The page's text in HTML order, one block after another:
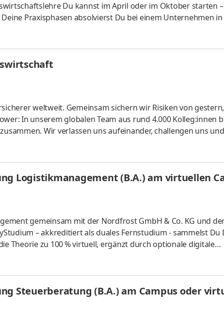
Du kannst im April oder im Oktober starten
Praxisphasen absolvierst Du bei einem Unternehmen
Spezialisierungsmöglichkeiten – und kannst Dich so noch
&
Aufgaben Du
startenDu absolvierst ein staatlich anerkanntes
welt­weit. Gemein­sam sichern wir Risiken von
In unserem globalen Team aus rund 4.000 Kolleg:innen
Wir verlassen uns aufeinander, challengen uns und
konti­nuierlich weiter. Ob Modelle für
Kunden: Bei uns kannst du dein Know-how ein­bringen
Arbeitgeber kennen und finde deinen Platz bei uns.
Logistikmanagement (B.A.) am virtuellen
gemeinsam mit der Nordfrost GmbH & Co. KG und
– akkreditiert als duales Fernstudium - sammelst Du
Theorie zu 100 % virtuell, ergänzt durch optionale digitale
aus Leidenschaft. Als Deutschlands Marktführer im
Mitarbeiterinnen und Mitarbeiter in der Europa-Zentrale im
gelegenen NORDFROST-Tiefkühlstandorten. Werde auch
Steuerberatung (B.A.) am Campus oder